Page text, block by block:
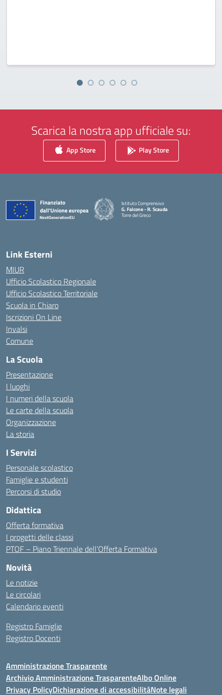
Scarica la nostra app ufficiale su:
App Store Play Store
Istituto Comprensivo
G. Falcone - R. Scauda
Torre del Greco
Link Esterni
MIUR
Ufficio Scolastico Regionale
Ufficio Scolastico Territoriale
Scuola in Chiaro
Iscrizioni On Line
Invalsi
Comune
La Scuola
Presentazione
I luoghi
I numeri della scuola
Le carte della scuola
Organizzazione
La storia
I Servizi
Personale scolastico
Famiglie e studenti
Percorsi di studio
Didattica
Offerta formativa
I progetti delle classi
PTOF – Piano Triennale dell’Offerta Formativa
Novità
Le notizie
Le circolari
Calendario eventi
Registro Famiglie
Registro Docenti
Amministrazione Trasparente
Archivio Amministrazione TrasparenteAlbo Online
Privacy PolicyDichiarazione di accessibilitàNote legali